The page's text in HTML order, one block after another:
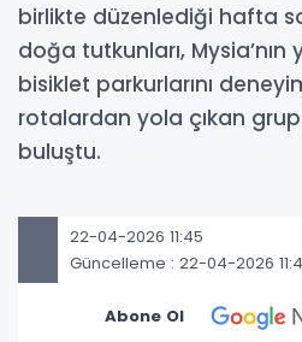
birlikte düzenlediği hafta
doğa tutkunları, Mysia’nın
bisiklet parkurlarını
rotalardan yola çıkan
buluştu.
22-04-2026 11:45
Güncelleme : 22-04-2026
Abone Ol